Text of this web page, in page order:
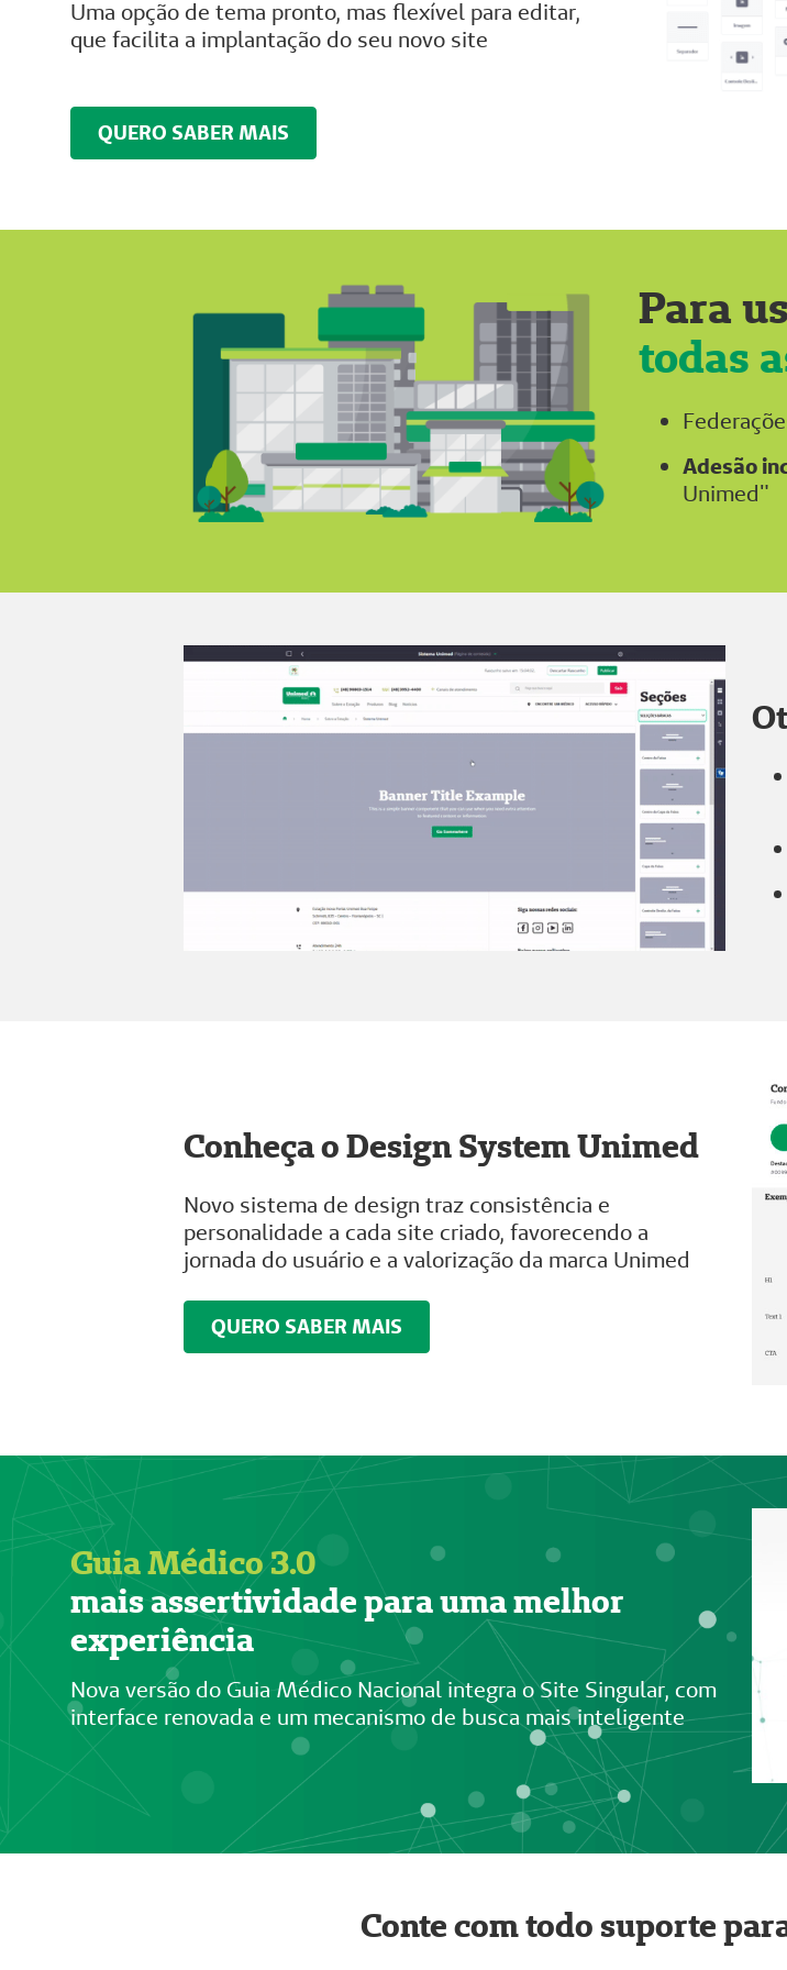
Uma opção de tema pronto, mas flexível para editar,
que facilita a implantação do seu novo site
QUERO SABER MAIS
Para
todas
Adesão
Unimed"
Conheça o Design System Unimed
Novo sistema de design traz consistência e
personalidade a cada site criado, favorecendo a
jornada do usuário e a valorização da marca Unimed
QUERO SABER MAIS
Guia Médico 3.0
mais assertividade para uma melhor
experiência
Nova versão do Guia Médico Nacional integra o Site Singular, com
interface renovada e um mecanismo de busca mais inteligente
Conte com todo suporte